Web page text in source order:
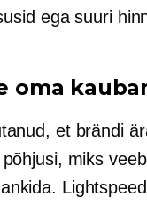
ega suuri
oma
et brändi
miks